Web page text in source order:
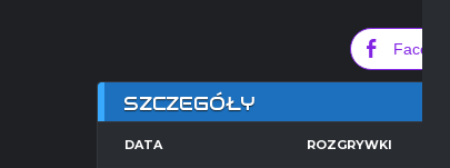
SZCZEGÓŁY
DATA ROZGRYWKI